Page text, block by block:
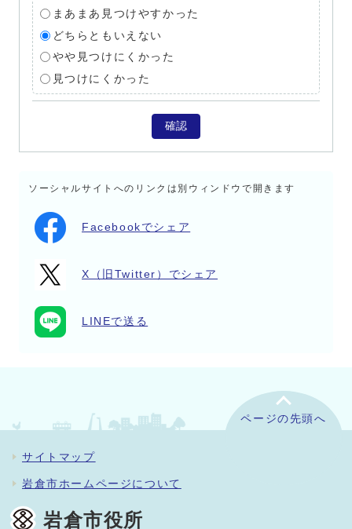
まあまあ見つけやすかった
どちらともいえない
やや見つけにくかった
見つけにくかった
確認
ソーシャルサイトへのリンクは別ウィンドウで開きます
Facebookでシェア
X（旧Twitter）でシェア
LINEで送る
ページの先頭へ
サイトマップ
岩倉市ホームページについて
岩倉市役所